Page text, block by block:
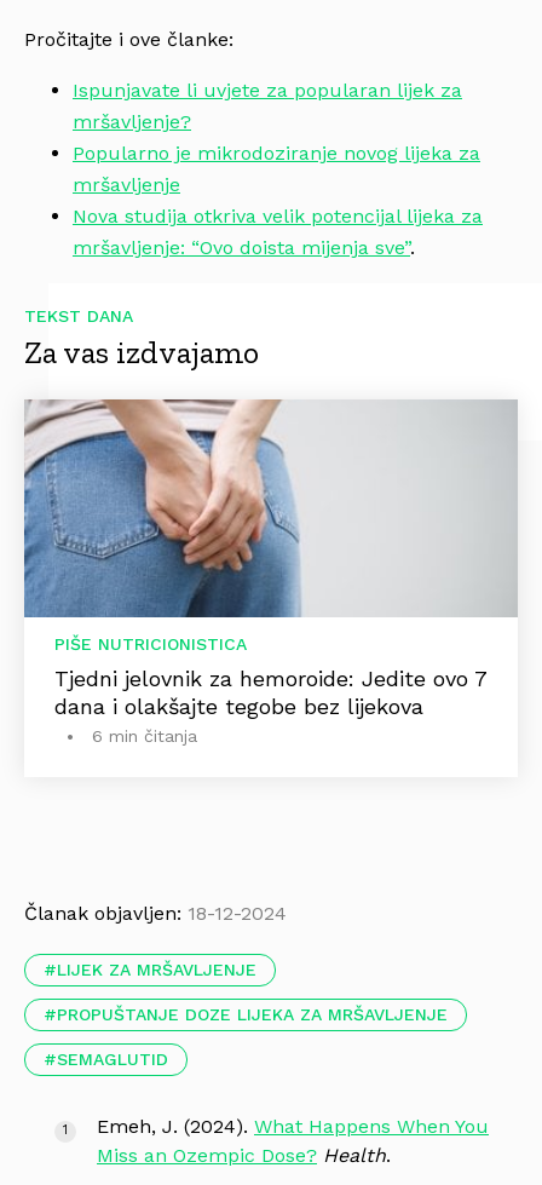
Pročitajte i ove članke:
Ispunjavate li uvjete za popularan lijek za
mršavljenje?
Popularno je mikrodoziranje novog lijeka za
mršavljenje
Nova studija otkriva velik potencijal lijeka za
mršavljenje: “Ovo doista mijenja sve”.
TEKST DANA
Za vas izdvajamo
PIŠE NUTRICIONISTICA
Tjedni jelovnik za hemoroide: Jedite ovo 7
dana i olakšajte tegobe bez lijekova
6 min čitanja
Članak objavljen: 18-12-2024
LIJEK ZA MRŠAVLJENJE
PROPUŠTANJE DOZE LIJEKA ZA MRŠAVLJENJE
SEMAGLUTID
Emeh, J. (2024). What Happens When You
Miss an Ozempic Dose? Health.